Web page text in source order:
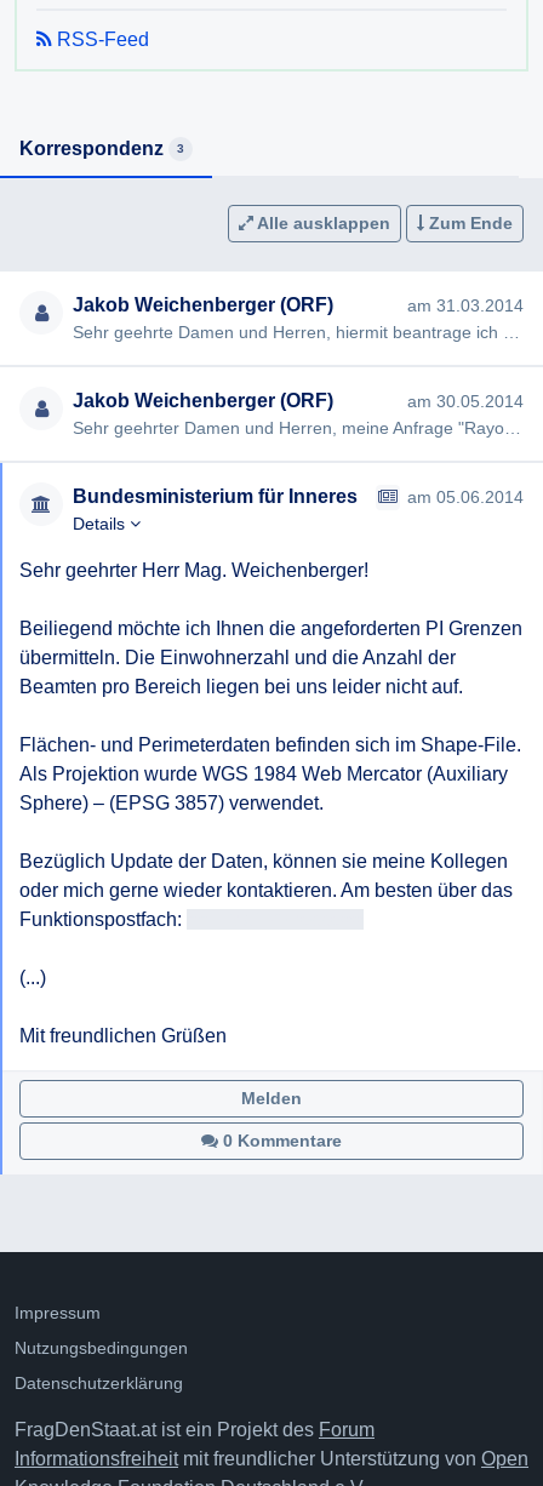
RSS-Feed
Korrespondenz 3
Alle ausklappen Zum Ende
Jakob Weichenberger (ORF)
am 31.03.2014
Jakob Weichenberger (ORF)
am 30.05.2014
Bundesministerium für Inneres
am 05.06.2014
Details
Sehr geehrter Herr Mag. Weichenberger!
Beiliegend möchte ich Ihnen die angeforderten PI Grenzen
übermitteln. Die Einwohnerzahl und die Anzahl der
Beamten pro Bereich liegen bei uns leider nicht auf.
Flächen- und Perimeterdaten befinden sich im Shape-File.
Als Projektion wurde WGS 1984 Web Mercator (Auxiliary
Sphere) – (EPSG 3857) verwendet.
Bezüglich Update der Daten, können sie meine Kollegen
oder mich gerne wieder kontaktieren. Am besten über das
Funktionspostfach:
(...)
Mit freundlichen Grüßen
0 Kommentare
Melden
Impressum
Nutzungsbedingungen
Datenschutzerklärung
FragDenStaat.at ist ein Projekt des Forum
Informationsfreiheitmit freundlicher Unterstützung von Open